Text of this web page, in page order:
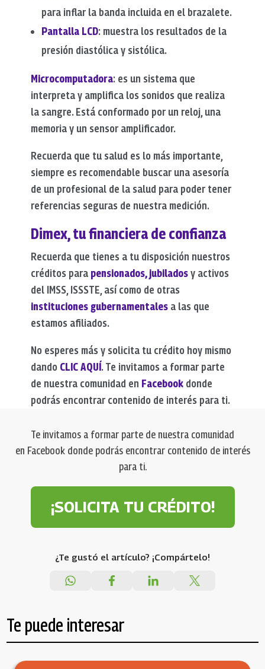
para inflar la banda incluida en el brazalete.
Pantalla LCD: muestra los resultados de la
presión diastólica y sistólica.
Microcomputadora: es un sistema que
interpreta y amplifica los sonidos que realiza
la sangre. Está conformado por un reloj, una
memoria y un sensor amplificador.
Recuerda que tu salud es lo más importante,
siempre es recomendable buscar una asesoría
de un profesional de la salud para poder tener
referencias seguras de nuestra medición.
Dimex, tu financiera de confianza
Recuerda que tienes a tu disposición nuestros
créditos para pensionados, jubiladosy activos
del IMSS, ISSSTE, así como de otras
instituciones gubernamentalesa las que
estamos afiliados.
No esperes más y solicita tu crédito hoy mismo
dando CLIC AQUÍ. Te invitamos a formar parte
de nuestra comunidad en Facebook donde
podrás encontrar contenido de interés para ti.
Te invitamos a formar parte de nuestra comunidad
en Facebook donde podrás encontrar contenido de interés
para ti.
¡SOLICITA TU CRÉDITO!
¿Te gustó el artículo? ¡Compártelo!
Te puede interesar